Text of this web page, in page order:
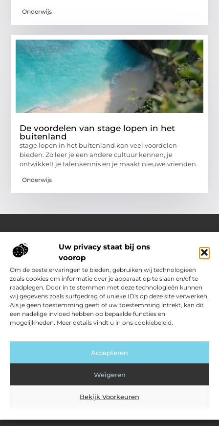
Uw privacy staat bij ons
voorop
Om de beste ervaringen te bieden, gebruiken wij technologieën
zoals cookies om informatie over je apparaat op te slaan en/of te
raadplegen. Door in te stemmen met deze technologieën kunnen
wij gegevens zoals surfgedrag of unieke ID's op deze site verwerken.
Als je geen toestemming geeft of uw toestemming intrekt, kan dit
een nadelige invloed hebben op bepaalde functies en
mogelijkheden. Meer details vindt u in ons cookiebeleid.
Accepteren
Weigeren
Bekijk Voorkeuren
Onderwijs
De voordelen van stage lopen in het
buitenland
stage lopen in het buitenland kan veel voordelen
bieden. Zo leer je een andere cultuur kennen, je
ontwikkelt je talenkennis en je maakt nieuwe vrienden.
Onderwijs
Over Outdoor-vakantie-boeken.nl
Jouw bron voor outdoor-inspiratie en slimme vakantietips
Verken een gevarieerd aanbod aan blogs en artikelen
boordevol ideeën, handige suggesties en verrassende
inzichten die jouw buitenvakantie nóg leuker en makkelijker
maken.
Main Links
Bericht categorie